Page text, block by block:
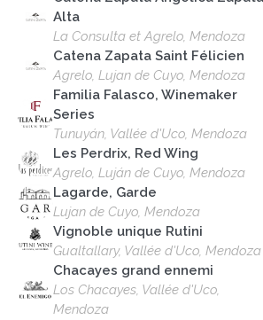
Alta
La Consulta et Agrelo, Mendoza
Catena Zapata Saint Félicien
Agrelo, Lujan de Cuyo, Mendoza
Familia Falasco, Winemaker
Series
Tunuyán, Vallée d'Uco, Mendoza
Les Perdrix, Red Wing
Agrelo, Luján de Cuyo, Mendoza
Lagarde, Garde
Lujan de Cuyo, Mendoza
Vignoble unique Rutini
Gualtallary, Vallée d'Uco, Mendoza
Chacayes grand ennemi
Los Chacayes, Vallée d'Uco,
Mendoza